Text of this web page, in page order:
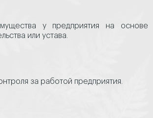
у предприятия на основе
или устава.
за работой предприятия.